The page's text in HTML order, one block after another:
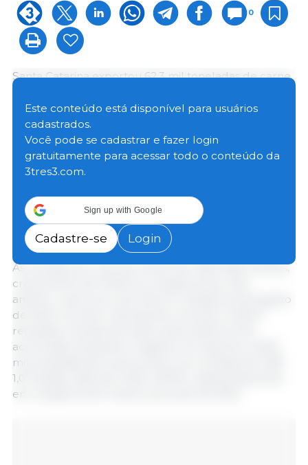
0
Santa Catarina exportou 62,3 mil toneladas de carne
alta de 15,8% em relação às exportações do mês
anterior e de 0,3% na comparação com as de agosto
de 2022. Esse é o maior montante mensal de carne
suína exportado por Santa Catarina desde o início da
série histórica, em 1997. Os números são divulgados
Centro de Socioeconomia e Planejamento Agrícola
(Epagri/Cepa) no Boletim Agropecuário de
setembro.
As receitas, por sua vez, foram de US$ 146,8 milhões,
crescimento de 10,0% em relação às do mês
anterior, mas recuo de 2,1% em relação às de agosto
de 2022. Tal valor representa o terceiro melhor
resultado mensal de toda a série histórica. No
acumulado de janeiro a agosto, SC exportou 435,9
mil toneladas de carne suína, com receitas de US$
1,07 bilhão, altas de 11,0% e 18,7%, respectivamente,
em relação às do mesmo período de 2022.
Este conteúdo está disponível para usuários
cadastrados.
Você pode se cadastrar e fazer login
gratuitamente para acessar todo o conteúdo da
3tres3.com.
Sign up with Google
Cadastre-se Login